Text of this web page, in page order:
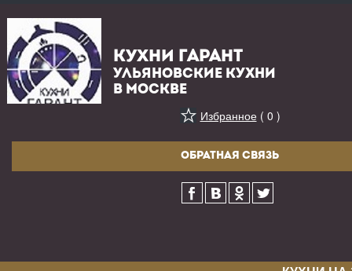
КУХНИ ГАРАНТ
УЛЬЯНОВСКИЕ КУХНИ
В МОСКВЕ
Избранное( 0 )
ОБРАТНАЯ СВЯЗЬ